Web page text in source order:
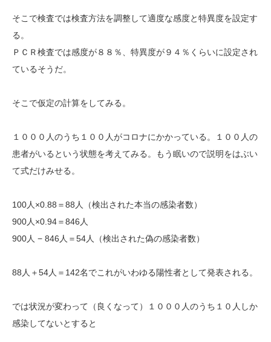
そこで検査では検査方法を調整して適度な感度と特異度を設定す
る。
ＰＣＲ検査では感度が８８％、特異度が９４％くらいに設定され
ているそうだ。
そこで仮定の計算をしてみる。
１０００人のうち１００人がコロナにかかっている。１００人の
患者がいるという状態を考えてみる。もう眠いので説明をはぶい
て式だけみせる。
100人×0.88＝88人（検出された本当の感染者数）
900人×0.94＝846人
900人 − 846人＝54人（検出された偽の感染者数）
88人＋54人＝142名でこれがいわゆる陽性者として発表される。
では状況が変わって（良くなって）１０００人のうち１０人しか
感染してないとすると